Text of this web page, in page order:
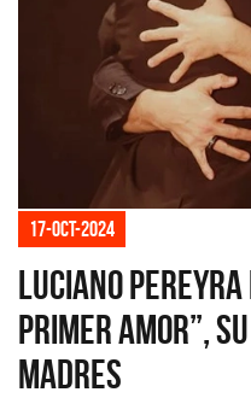
17-oct-2024
Luciano
primer amor”,
madres